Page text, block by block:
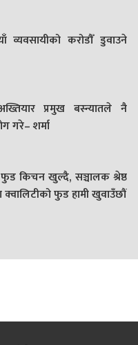
व्यवसायीको करोडौँ डुवाउने
प्रमुख बस्न्यातले नै
गरे– शर्मा
फुड किचन खुल्दै, सञ्चालक श्रेष्ठ
फुड हामी खुवाउँछौं